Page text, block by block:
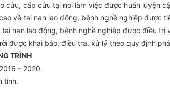
cứu, cấp cứu tại nơi làm việc được huấn luyện
về tai nạn lao động, bệnh nghề nghiệp được
nạn lao động, bệnh nghề nghiệp được điều trị
được khai báo, điều tra, xử lý theo quy định
TRÌNH
- 2020.
tỉnh.